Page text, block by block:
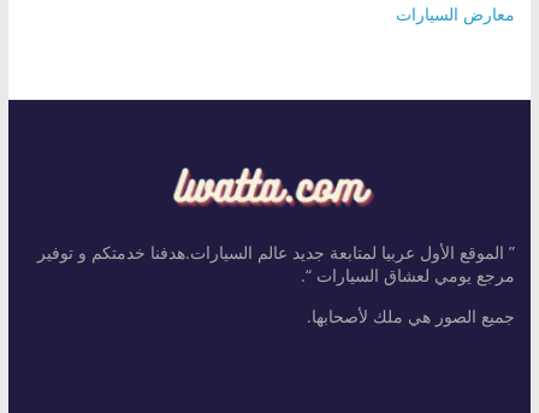
معارض السيارات
” الموقع الأول عربيا لمتابعة جديد عالم السيارات.هدفنا خدمتكم و توفير
مرجع يومي لعشاق السيارات “.
جميع الصور هي ملك لأصحابها.